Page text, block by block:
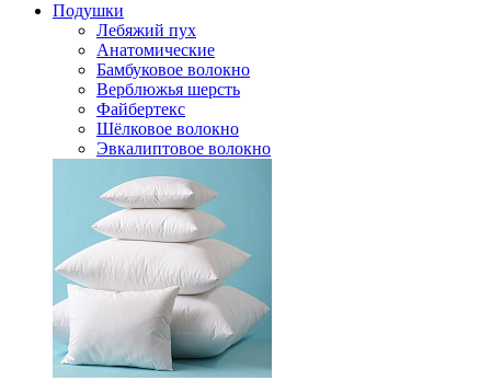
Подушки
Лебяжий пух
Анатомические
Бамбуковое волокно
Верблюжья шерсть
Файбертекс
Шёлковое волокно
Эвкалиптовое волокно